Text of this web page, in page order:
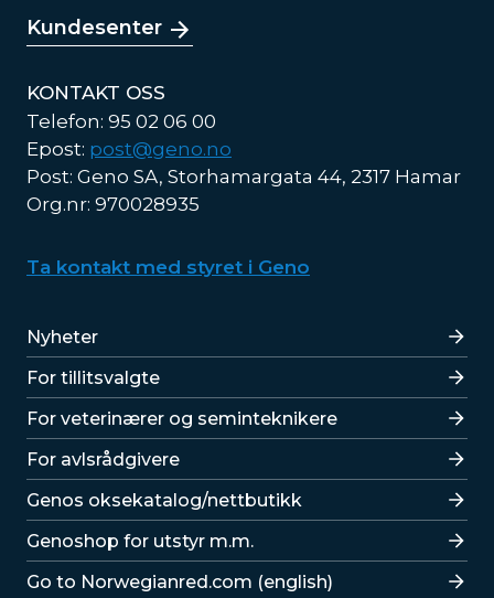
Kundesenter
KONTAKT OSS
Telefon: 95 02 06 00
Epost: post@geno.no
Post: Geno SA, Storhamargata 44, 2317 Hamar
Org.nr: 970028935
Ta kontakt med styret i Geno
Lenker
Nyheter
For tillitsvalgte
For veterinærer og seminteknikere
For avlsrådgivere
Lenker
Genos oksekatalog/nettbutikk
Genoshop for utstyr m.m.
Go to Norwegianred.com (english)